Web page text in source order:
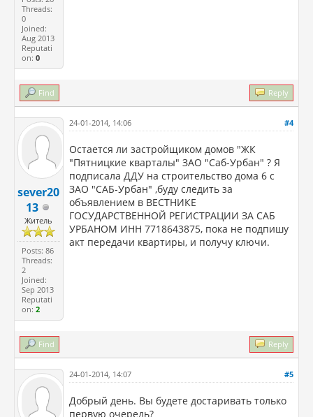
Threads:
0
Joined:
Aug 2013
Reputati
on:0
Find Reply
sever20
13
Житель
Posts: 86
Threads:
2
Joined:
Sep 2013
Reputati
on:2
#4
24-01-2014, 14:06
Остается ли застройщиком домов "ЖК
"Пятницкие кварталы" ЗАО "Саб-Урбан" ? Я
подписала ДДУ на строительство дома 6 с
ЗАО "САБ-Урбан" ,буду следить за
объявлением в ВЕСТНИКЕ
ГОСУДАРСТВЕННОЙ РЕГИСТРАЦИИ ЗА САБ
УРБАНОМ ИНН 7718643875, пока не подпишу
акт передачи квартиры, и получу ключи.
Find Reply
#5
24-01-2014, 14:07
Добрый день. Вы будете достаривать только
первую очередь?